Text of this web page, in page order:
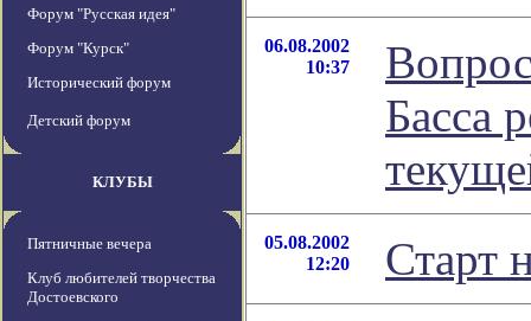
Форум "Русская идея"
Форум "Курск"
Исторический форум
Детский форум
КЛУБЫ
Пятничные вечера
Клуб любителей творчества
Достоевского
06.08.2002
10:37
Басса
05.08.2002
12:20
Старт